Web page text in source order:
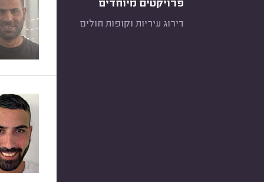
פרויקטים מיוחדים
דירוג עיריות וקופות חולים